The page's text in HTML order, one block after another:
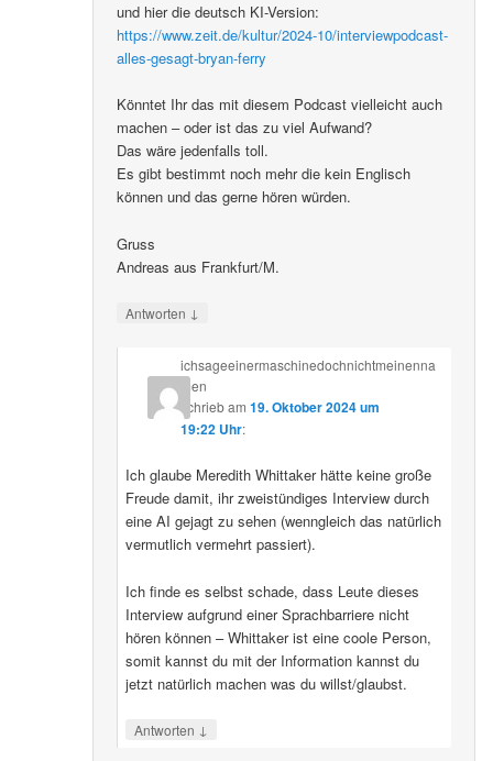
und hier die deutsch KI-Version:
https://www.zeit.de/kultur/2024-10/interviewpodcast-
alles-gesagt-bryan-ferry
Könntet Ihr das mit diesem Podcast vielleicht auch
machen – oder ist das zu viel Aufwand?
Das wäre jedenfalls toll.
Es gibt bestimmt noch mehr die kein Englisch
können und das gerne hören würden.
Gruss
Andreas aus Frankfurt/M.
Antworten ↓
ichsageeinermaschinedochnichtmeinenna
men
schriebam 19. Oktober 2024 um
19:22 Uhr:
Ich glaube Meredith Whittaker hätte keine große
Freude damit, ihr zweistündiges Interview durch
eine AI gejagt zu sehen (wenngleich das natürlich
vermutlich vermehrt passiert).
Ich finde es selbst schade, dass Leute dieses
Interview aufgrund einer Sprachbarriere nicht
hören können – Whittaker ist eine coole Person,
somit kannst du mit der Information kannst du
jetzt natürlich machen was du willst/glaubst.
Antworten ↓